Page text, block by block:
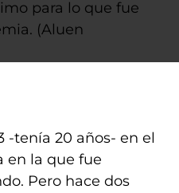
para lo que fue
(Aluen
-tenía 20 años- en el
en la que fue
Pero hace dos